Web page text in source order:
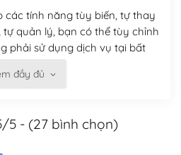
các tính năng tùy biến, tự thay
tự quản lý, bạn có thể tùy chỉnh
phải sử dụng dịch vụ tại bất
đầy đủ
5 - (27 bình chọn)